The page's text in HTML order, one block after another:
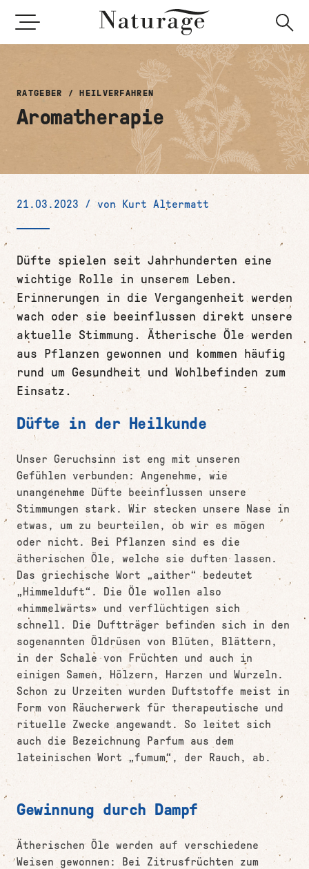
Pastillen
Naturage Heilpflanzen-Buch
Heilpflanzen
RATGEBER /HEILVERFAHREN
Aromatherapie
21.03.2023 / von Kurt Altermatt
Düfte spielen seit Jahrhunderten eine
wichtige Rolle in unserem Leben.
Erinnerungen in die Vergangenheit werden
wach oder sie beeinflussen direkt unsere
aktuelle Stimmung. Ätherische Öle werden
aus Pflanzen gewonnen und kommen häufig
rund um Gesundheit und Wohlbefinden zum
Einsatz.
Düfte in der Heilkunde
Unser Geruchsinn ist eng mit unseren
Gefühlen verbunden: Angenehme, wie
unangenehme Düfte beeinflussen unsere
Stimmungen stark. Wir stecken unsere Nase in
etwas, um zu beurteilen, ob wir es mögen
oder nicht. Bei Pflanzen sind es die
ätherischen Öle, welche sie duften lassen.
Das griechische Wort „aither“ bedeutet
„Himmelduft“. Die Öle wollen also
«himmelwärts» und verflüchtigen sich
schnell. Die Duftträger befinden sich in den
sogenannten Öldrüsen von Blüten, Blättern,
in der Schale von Früchten und auch in
einigen Samen, Hölzern, Harzen und Wurzeln.
Schon zu Urzeiten wurden Duftstoffe meist in
Form von Räucherwerk für therapeutische und
rituelle Zwecke angewandt. So leitet sich
auch die Bezeichnung Parfum aus dem
lateinischen Wort „fumum“, der Rauch, ab.
Gewinnung durch Dampf
Ätherischen Öle werden auf verschiedene
Weisen gewonnen: Bei Zitrusfrüchten zum